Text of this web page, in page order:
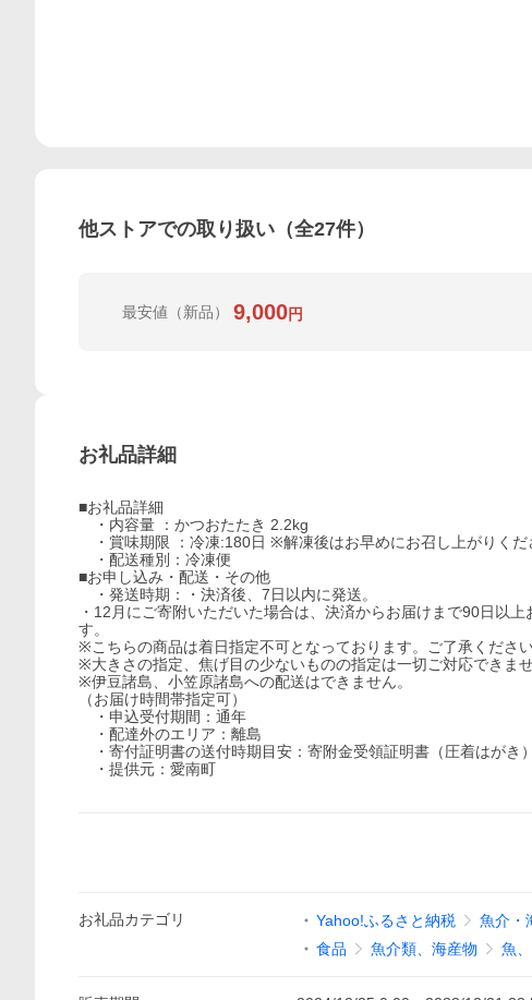
他ストアでの取り扱い（全27件）
最安値 （新品） 9,000円
お礼品詳細
■お礼品詳細
・内容量 ：かつおたたき 2.2kg
・賞味期限 ：冷凍:180日 ※解凍後はお早めにお召し上がりくだ
・配送種別：冷凍便
■お申し込み・配送・その他
・発送時期：・決済後、7日以内に発送。
・12月にご寄附いただいた場合は、決済からお届けまで90日以
す。
※こちらの商品は着日指定不可となっております。ご了承ください
※大きさの指定、焦げ目の少ないものの指定は一切ご対応できま
※伊豆諸島、小笠原諸島への配送はできません。
（お届け時間帯指定可）
・申込受付期間：通年
・配達外のエリア：離島
・寄付証明書の送付時期目安：寄附金受領証明書（圧着はがき
・提供元：愛南町
お礼品カテゴリ Yahoo!ふるさと納税 魚介・
食品
魚介類、海産物 魚